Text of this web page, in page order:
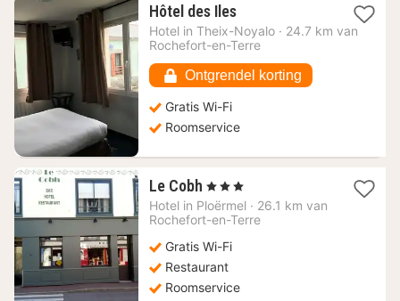
Hôtel des Iles1
nacht
vanaf
€
Hotel in Theix-Noyalo · 24.7 km van
Rochefort-en-Terre
Ontgrendel korting
Gratis Wi-Fi
Roomservice
Le Cobh 1
nacht
vanaf
€
, 3 Sterren
Hotel in Ploërmel · 26.1 km van
Rochefort-en-Terre
Gratis Wi-Fi
Restaurant
Roomservice